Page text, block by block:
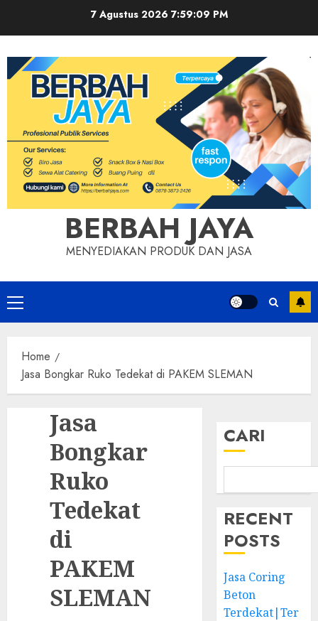
7 Agustus 20267:59:10 PM
BERBAH JAYA
MENYEDIAKAN PRODUK DAN JASA
Primary
Menu
Home
Jasa Bongkar Ruko Tedekat di PAKEM SLEMAN
Jasa
Bongkar
Ruko
Tedekat
di
PAKEM
SLEMAN
CARI
RECENT
POSTS
Jasa Coring
Beton
Terdekat|Ter